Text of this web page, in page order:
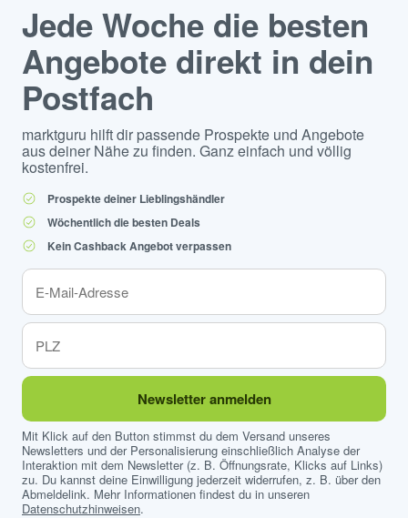
Jede Woche die besten
Angebote direkt in dein
Postfach
marktguru hilft dir passende Prospekte und Angebote
aus deiner Nähe zu finden. Ganz einfach und völlig
kostenfrei.
Prospekte deiner Lieblingshändler
Wöchentlich die besten Deals
Kein Cashback Angebot verpassen
Newsletter anmelden
Mit Klick auf den Button stimmst du dem Versand unseres
Newsletters und der Personalisierung einschließlich Analyse der
Interaktion mit dem Newsletter (z. B. Öffnungsrate, Klicks auf Links)
zu. Du kannst deine Einwilligung jederzeit widerrufen, z. B. über den
Abmeldelink. Mehr Informationen findest du in unseren
Datenschutzhinweisen.